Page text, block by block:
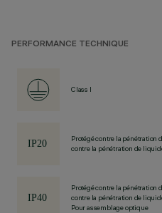
PERFORMANCE TECHNIQUE
Class I
Protégé contre la pénétration
contre la pénétration de
Protégé contre la pénétration
contre la pénétration de
Pour assemblage optique